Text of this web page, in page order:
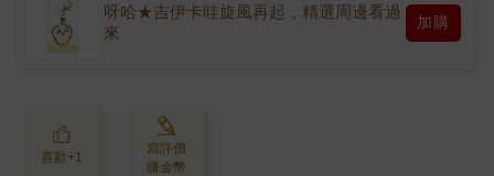
呀哈★吉伊卡哇旋風再起，精選周邊看過
來
加購
喜歡+1
寫評價
賺金幣